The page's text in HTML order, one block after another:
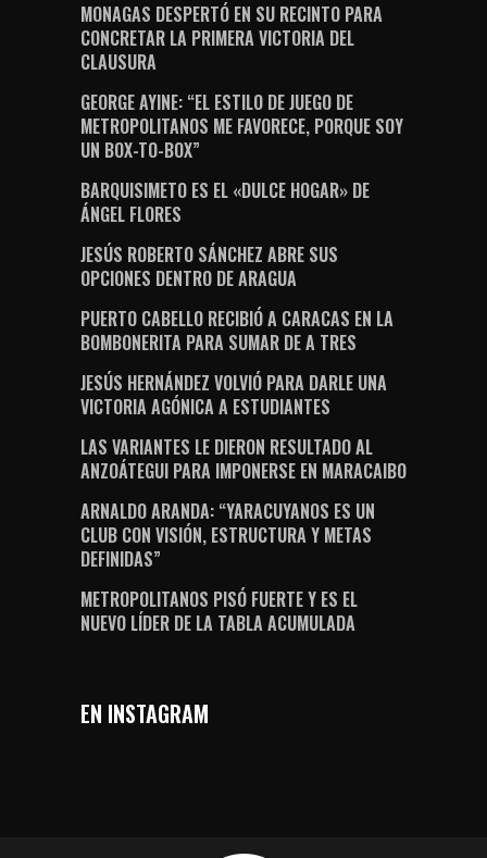
MONAGAS DESPERTÓ EN SU RECINTO PARA
CONCRETAR LA PRIMERA VICTORIA DEL
CLAUSURA
GEORGE AYINE: “EL ESTILO DE JUEGO DE
METROPOLITANOS ME FAVORECE, PORQUE SOY
UN BOX-TO-BOX”
BARQUISIMETO ES EL «DULCE HOGAR» DE
ÁNGEL FLORES
JESÚS ROBERTO SÁNCHEZ ABRE SUS
OPCIONES DENTRO DE ARAGUA
PUERTO CABELLO RECIBIÓ A CARACAS EN LA
BOMBONERITA PARA SUMAR DE A TRES
JESÚS HERNÁNDEZ VOLVIÓ PARA DARLE UNA
VICTORIA AGÓNICA A ESTUDIANTES
LAS VARIANTES LE DIERON RESULTADO AL
ANZOÁTEGUI PARA IMPONERSE EN MARACAIBO
ARNALDO ARANDA: “YARACUYANOS ES UN
CLUB CON VISIÓN, ESTRUCTURA Y METAS
DEFINIDAS”
METROPOLITANOS PISÓ FUERTE Y ES EL
NUEVO LÍDER DE LA TABLA ACUMULADA
EN INSTAGRAM